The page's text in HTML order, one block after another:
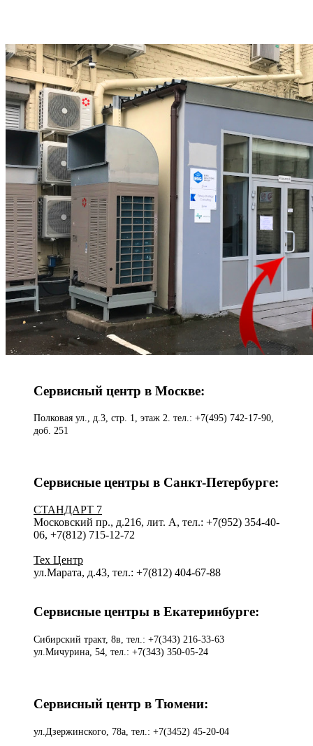
Сервисный центр в Москве:
Полковая ул., д.3, стр. 1, этаж 2. тел.: +7(495) 742-17-90,
доб. 251
Сервисные центры в Санкт-Петербурге:
СТАНДАРТ 7
Московский пр., д.216, лит. А, тел.: +7(952) 354-40-
06, +7(812) 715-12-72
Тех Центр
ул.Марата, д.43, тел.: +7(812) 404-67-88
Сервисные центры в Екатеринбурге:
Сибирский тракт, 8в, тел.: +7(343) 216-33-63
ул.Мичурина, 54, тел.: +7(343) 350-05-24
Сервисный центр в Тюмени:
ул.Дзержинского, 78а, тел.: +7(3452) 45-20-04